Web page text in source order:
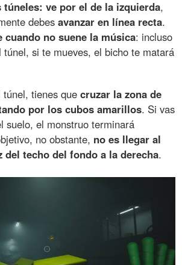
túneles: ve por el de la izquierda,
debesavanzar en línea recta.
cuando no suene la música: incluso
túnel, si te mueves, el bicho te matará
túnel, tienes quecruzar la zona de
por los cubos amarillos. Si vas
suelo, el monstruo terminará
no obstante, no es llegar al
del techo del fondo a la derecha.